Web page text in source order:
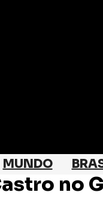
MUNDO
no